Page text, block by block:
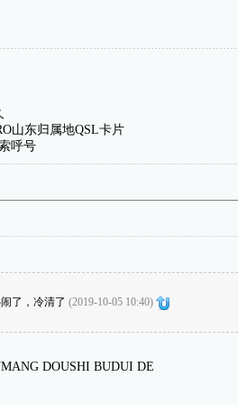
山东归属地QSL卡片
呼号
了，冷清了 (2019-10-05 10:40)
DOUSHI BUDUI DE